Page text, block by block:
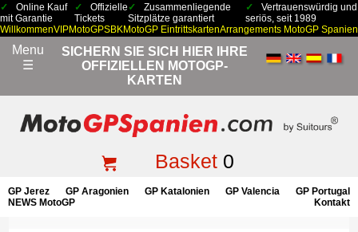
Online Kauf
mit Garantie
Offizielle
Tickets
Zusammenliegende
Sitzplätze garantiert
Vertrauenswürdig und
seriös, seit 1989
WillkommenVIPMotoGPSBKMotoGP EintrittskartenArrangements MotoGP Spanien
Menu
☰
SICHERN SIE SICH HIER IHRE
OFFIZIELLEN MOTOGP-
KARTEN
Basket0
GP Jerez GP Aragonien GP Katalonien GP Valencia
GP Portugal
NEWS MotoGP
Kontakt